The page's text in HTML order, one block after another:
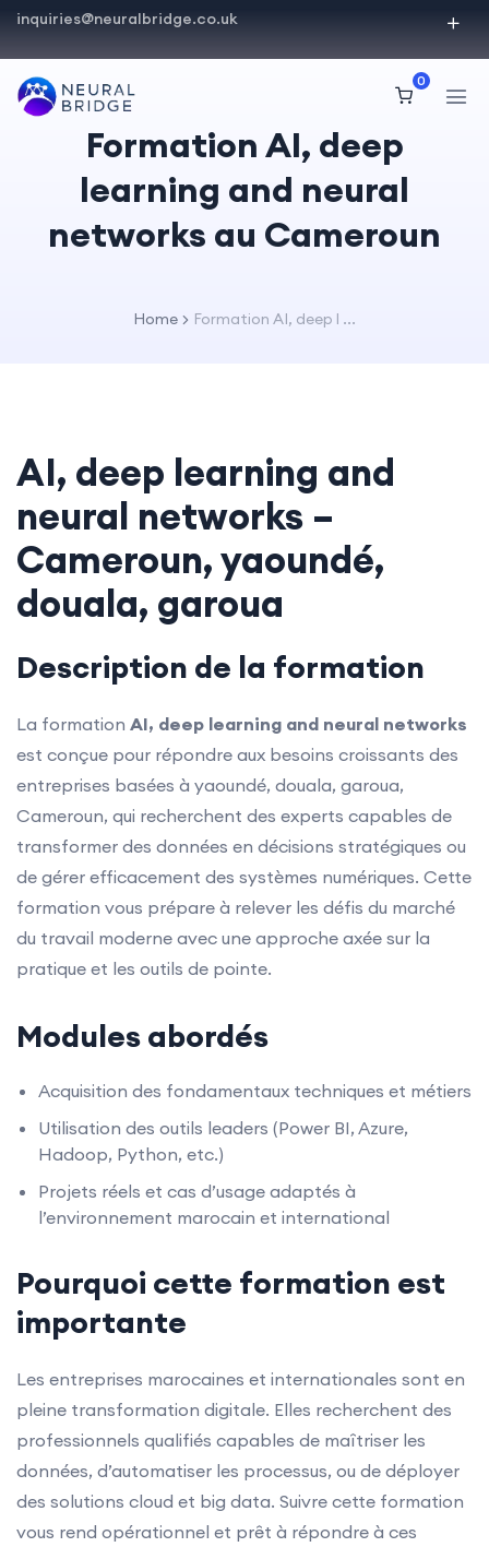
inquiries@neuralbridge.co.uk
0
Formation AI, deep
learning and neural
networks au Cameroun
Home Formation AI, deep l ...
AI, deep learning and
neural networks –
Cameroun, yaoundé,
douala, garoua
Description de la formation
La formation AI, deep learning and neural networks
est conçue pour répondre aux besoins croissants des
entreprises basées à yaoundé, douala, garoua,
Cameroun, qui recherchent des experts capables de
transformer des données en décisions stratégiques ou
de gérer efficacement des systèmes numériques. Cette
formation vous prépare à relever les défis du marché
du travail moderne avec une approche axée sur la
pratique et les outils de pointe.
Modules abordés
Acquisition des fondamentaux techniques et métiers
Utilisation des outils leaders (Power BI, Azure,
Hadoop, Python, etc.)
Projets réels et cas d’usage adaptés à
l’environnement marocain et international
Pourquoi cette formation est
importante
Les entreprises marocaines et internationales sont en
pleine transformation digitale. Elles recherchent des
professionnels qualifiés capables de maîtriser les
données, d’automatiser les processus, ou de déployer
des solutions cloud et big data. Suivre cette formation
vous rend opérationnel et prêt à répondre à ces